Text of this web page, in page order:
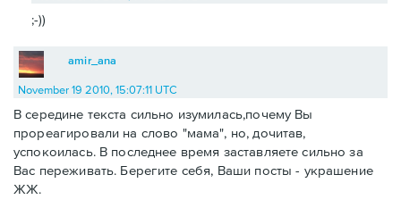
;-))
amir_ana
November 19 2010, 15:07:11 UTC
В середине текста сильно изумилась,почему Вы
прореагировали на слово "мама", но, дочитав,
успокоилась. В последнее время заставляете сильно за
Вас переживать. Берегите себя, Ваши посты - украшение
ЖЖ.